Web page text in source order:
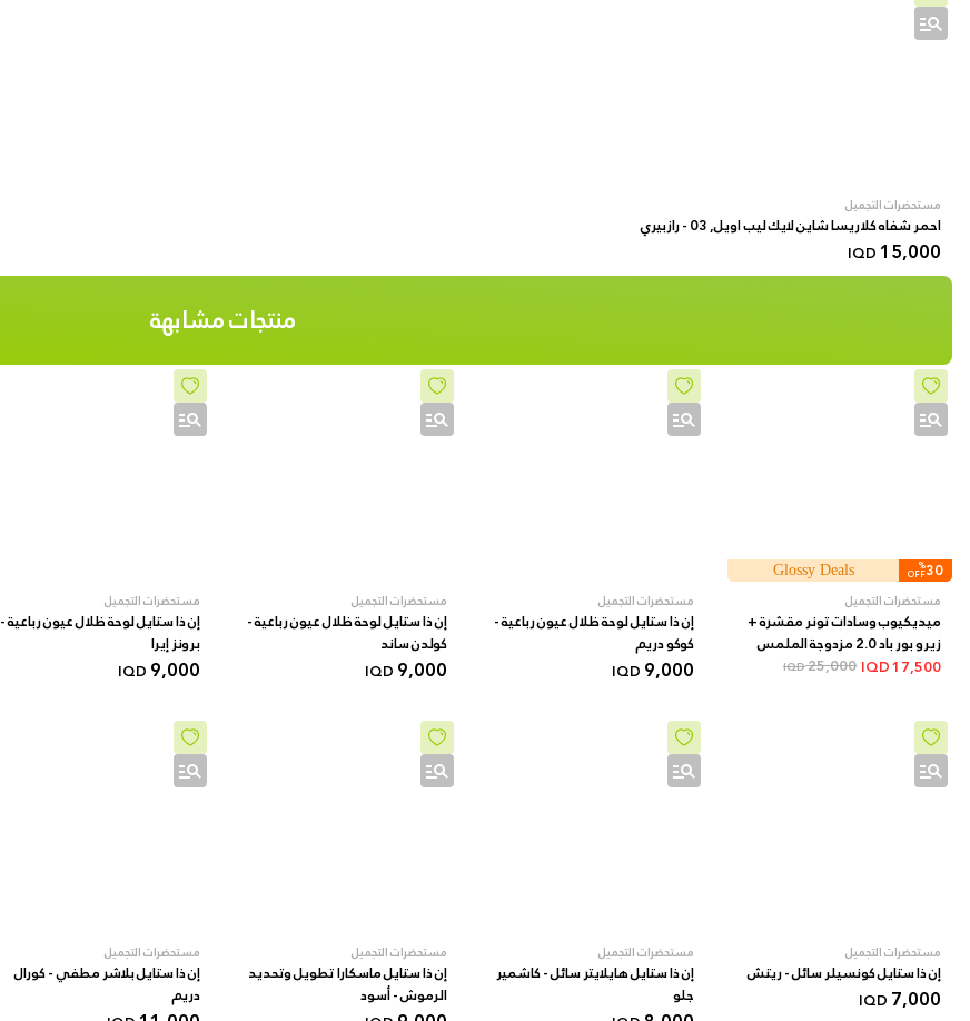
مستحضرات التجميل
احمر شفاه كلاريسا شاين لايك ليب اويل, 03 - رازبيري
15,000
IQD
منتجات مشابهة
30
%
OFF
Glossy Deals
مستحضرات التجميل
ميديكيوب وسادات تونر مقشرة +
زيرو بور باد 2.0 مزدوجة الملمس
بأحماض AHA/BHA + 70 قطعة
17,500
25,000
IQD
مستحضرات التجميل
إن ذا ستايل لوحة ظلال عيون رباعية -
کوکو دریم
9,000
IQD
مستحضرات التجميل
إن ذا ستايل لوحة ظلال عيون رباعية -
کولدن ساند
9,000
IQD
مستحضرات التجميل
إن ذا ستايل لوحة ظلال عيون رباعية -
برونز إيرا
9,000
IQD
مستحضرات التجميل
إن ذا ستايل كونسيلر سائل - ريتش
7,000
IQD
مستحضرات التجميل
إن ذا ستايل هايلايتر سائل - كاشمير
جلو
مستحضرات التجميل
إن ذا ستايل ماسكارا تطويل وتحديد
الرموش - أسود
مستحضرات التجميل
إن ذا ستايل بلاشر مطفي - كورال
دريم